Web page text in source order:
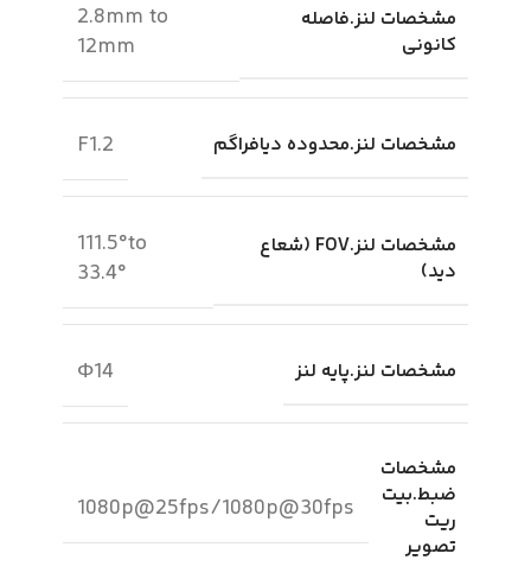
مشخصات لنز.فاصله
کانونی
2.8mm to
12mm
مشخصات لنز.محدوده دیافراگم F1.2
مشخصات لنز.FOV (شعاع
دید)
111.5°to
33.4°
مشخصات لنز.پایه لنز Φ14
مشخصات
ضبط.بیت
ریت
تصویر
1080p@25fps/1080p@30fps